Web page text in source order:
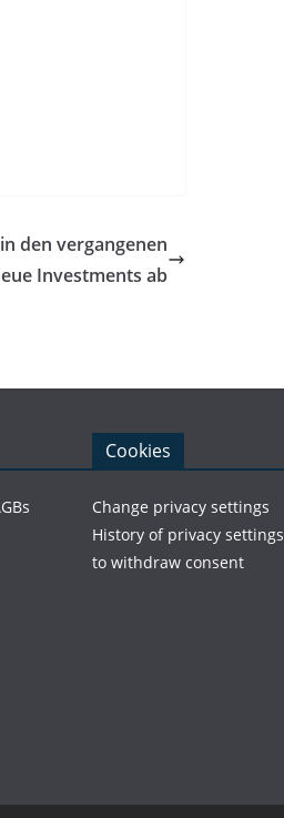
den vergangenen
Investments ab
Cookies
Change privacy settings
History of privacy settings
to withdraw consent